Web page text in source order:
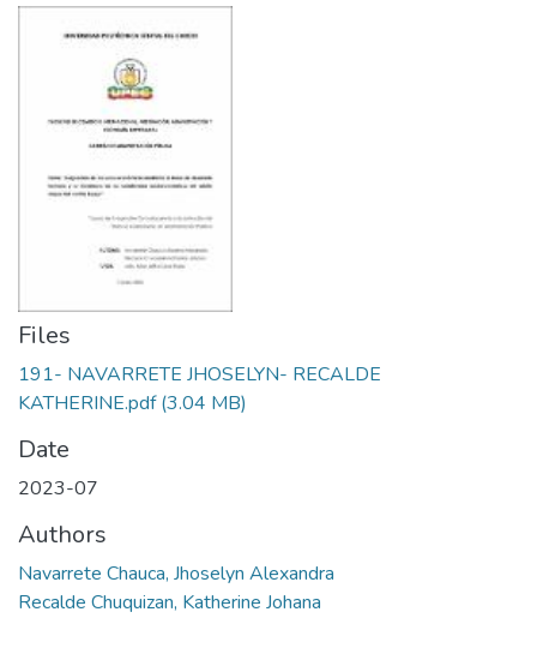
Files
191- NAVARRETE JHOSELYN- RECALDE
KATHERINE.pdf(3.04 MB)
Date
2023-07
Authors
Navarrete Chauca, Jhoselyn Alexandra
Recalde Chuquizan, Katherine Johana